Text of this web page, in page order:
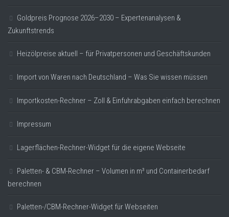
Goldpreis Prognose 2026–2030 – Expertenanalysen &
Zukunftstrends
Heizölpreise aktuell – für Privatpersonen und Geschäftskunden
Import von Waren nach Deutschland – Was Sie wissen müssen
Importkosten-Rechner – Zoll & Einfuhrabgaben einfach berechnen
Impressum
Lagerflächen-Rechner-Widget für die eigene Webseite
Paletten- & CBM-Rechner – Volumen in m³ und Containerbedarf
berechnen
Paletten-/CBM-Rechner-Widget für Webseiten